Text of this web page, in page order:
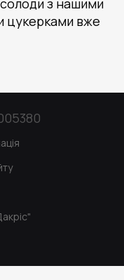
цукерками вже